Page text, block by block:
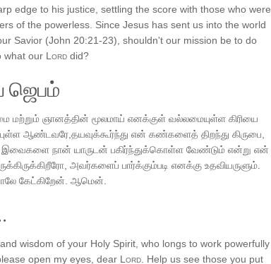
edge to his justice, settling the score with those who were
of the powerless. Since Jesus has sent us into the world
Savior (John 20:21-23), shouldn't our mission be to do
what our Lord did?
ஜெபம்
மற்றும் ஞானத்தின் மூலமாய் எனக்குள் வல்லமையுள்ள கிரியை
ஆண்டவரே,தயவுக்கூர்ந்து என் கண்களைத் திறந்து கிருபை,
இவைகளை நான் யாருடன் பகிர்ந்துக்கொள்ள வேண்டும் என்று என்
அவர்களைப் பார்க்கும்படி எனக்கு உதவியருளும்.
கேட்கிறேன். ஆமென்.
wisdom of your Holy Spirit, who longs to work powerfully
open my eyes, dear Lord . Help us see those you put